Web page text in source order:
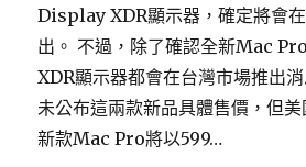
Display XDR顯示器，確定將會
出。 不過，除了確認全新Mac
XDR顯示器都會在台灣市場推出
未公布這兩款新品具體售價，但
新款Mac Pro將以599…